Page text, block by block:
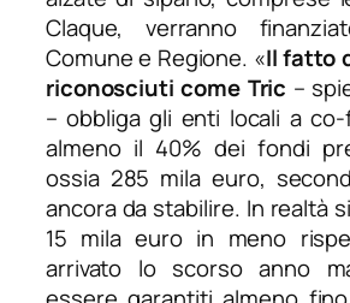
Claque, verranno
Comune e Regione. «Il fatto
riconosciuti come Tric –
–obbliga gli enti locali a
almeno il 40% dei fondi
ossia 285 mila euro,
ancora da stabilire. In realtà
15 mila euro in meno
arrivato lo scorso anno